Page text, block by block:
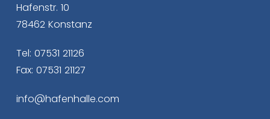
Hafenstr. 10
78462 Konstanz
Tel: 07531 21126
Fax: 07531 21127
info@hafenhalle.com